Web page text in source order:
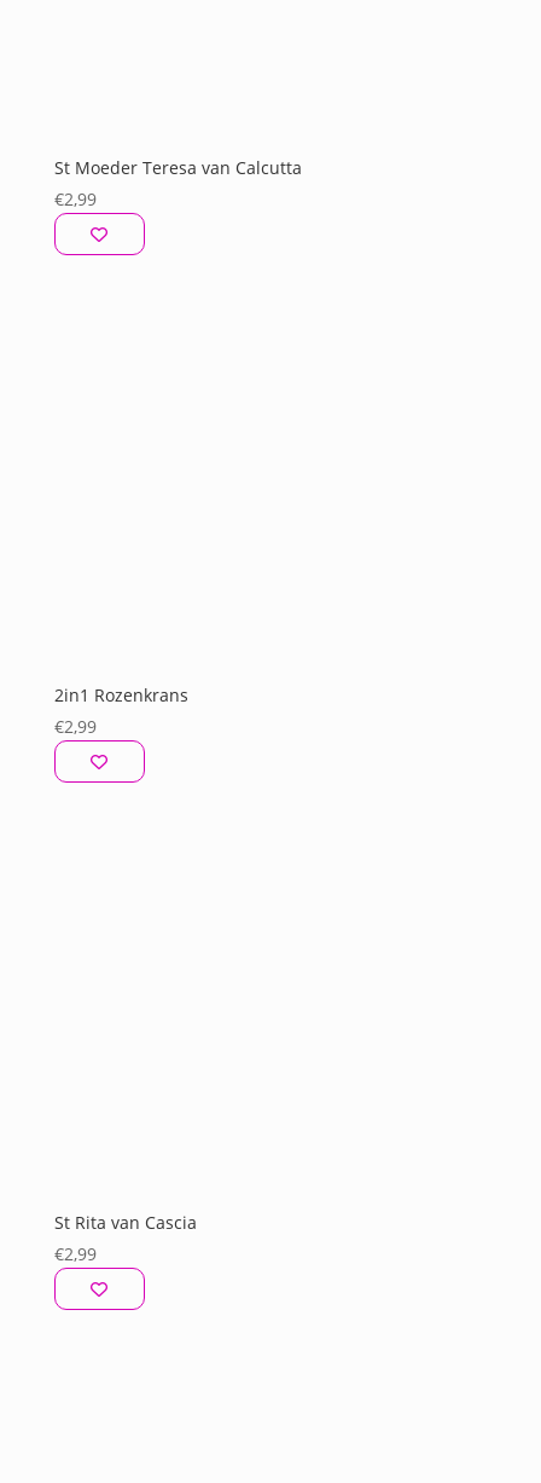
St Moeder Teresa van Calcutta
€2,99
2in1 Rozenkrans
€2,99
St Rita van Cascia
€2,99